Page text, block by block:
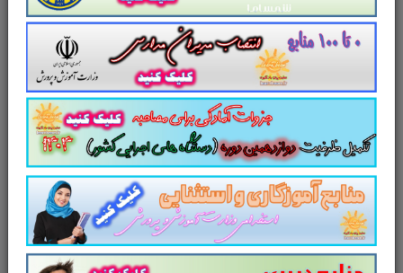
آمادگی عمومی داوطلبین را برای در حیطه گزینشی
جلسه مصاحبه به همراه دارد . وبخش 3 و 4
که
عمومی و تخصصیکه در برگیرنده
سوالات
تخصصی و کاملا مرتبط و متناسب با شغل
متقاضی است دانش تخصصی داوطلبین را
برای حضور در جلسه مصاحبه آن دستگاه اجرایی
به همراه دارد.
تدوین شده در قالب سناریو و مصاحبه
شایسته محور